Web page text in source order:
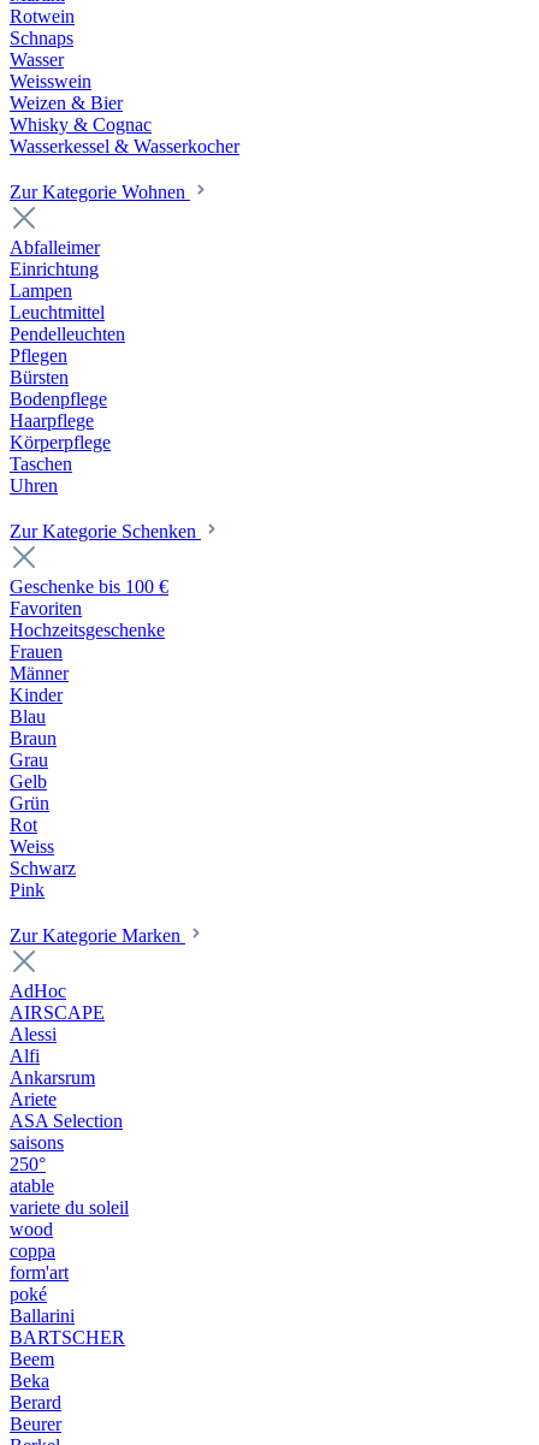
Rotwein
Schnaps
Wasser
Weisswein
Weizen & Bier
Whisky & Cognac
Wasserkessel & Wasserkocher
Zur Kategorie Wohnen
Abfalleimer
Einrichtung
Lampen
Leuchtmittel
Pendelleuchten
Pflegen
Bürsten
Bodenpflege
Haarpflege
Körperpflege
Taschen
Uhren
Zur Kategorie Schenken
Geschenke bis 100 €
Favoriten
Hochzeitsgeschenke
Frauen
Männer
Kinder
Blau
Braun
Grau
Gelb
Grün
Rot
Weiss
Schwarz
Pink
Zur Kategorie Marken
AdHoc
AIRSCAPE
Alessi
Alfi
Ankarsrum
Ariete
ASA Selection
saisons
250°
atable
variete du soleil
wood
coppa
form'art
poké
Ballarini
BARTSCHER
Beem
Beka
Berard
Beurer